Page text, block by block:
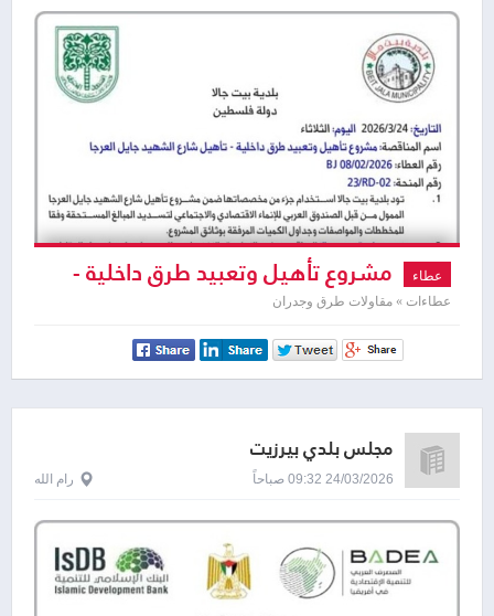
عطاء مشروع تأهيل وتعبيد طرق داخلية -
تأهيل شارع الشهيد جايل العرجا
عطاءات » مقاولات طرق وجدران
مجلس بلدي بيرزيت
24/03/2026 09:32 صباحاً رام الله